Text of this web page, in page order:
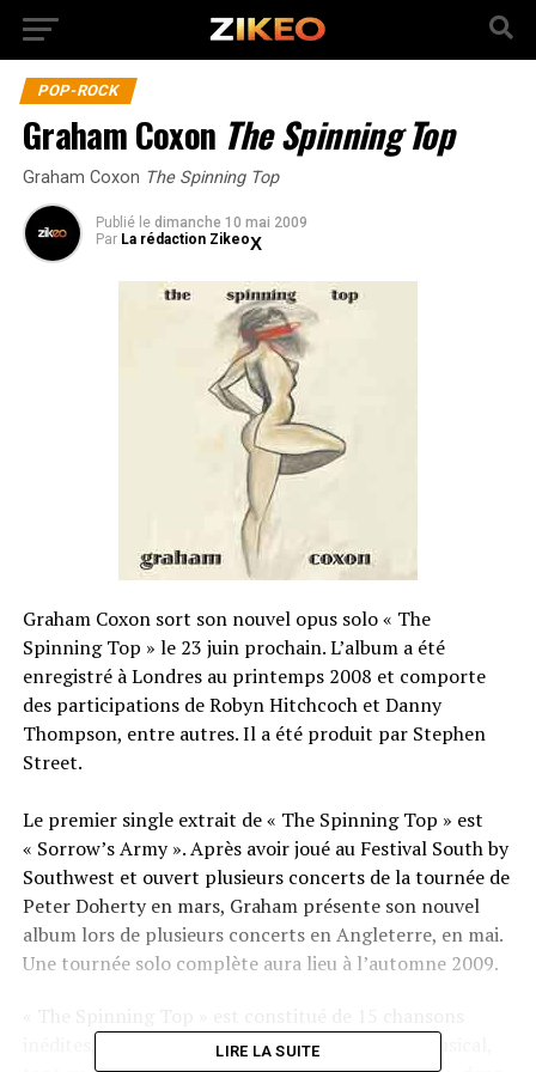
POP-ROCK
Graham Coxon The Spinning Top
Graham Coxon The Spinning Top
Publié le dimanche 10 mai 2009
Par La rédaction Zikeo
Graham Coxon sort son nouvel opus solo « The
Spinning Top » le 23 juin prochain. L’album a été
enregistré à Londres au printemps 2008 et comporte
des participations de Robyn Hitchcoch et Danny
Thompson, entre autres. Il a été produit par Stephen
Street.
Le premier single extrait de « The Spinning Top » est
« Sorrow’s Army ». Après avoir joué au Festival South by
Southwest et ouvert plusieurs concerts de la tournée de
Peter Doherty en mars, Graham présente son nouvel
album lors de plusieurs concerts en Angleterre, en mai.
Une tournée solo complète aura lieu à l’automne 2009.
inédites, qui représentent un nouveau départ musical,
LIRE LA SUITE